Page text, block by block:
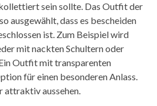
sein sollte. Das Outfit der
ausgewählt, dass es bescheiden
ist. Zum Beispiel wird
mit nackten Schultern oder
Outfit mit transparenten
für einen besonderen Anlass.
attraktiv aussehen.